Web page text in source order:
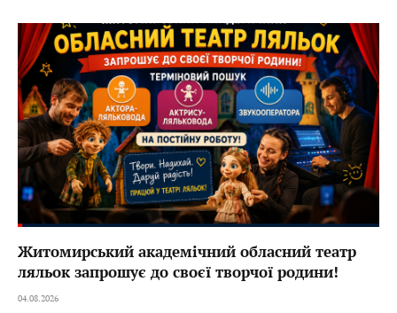
Житомирський академічний обласний театр
ляльок запрошує до своєї творчої родини!
04.08.2026